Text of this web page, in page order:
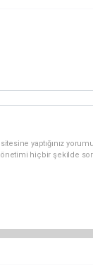
yaptığınız
hiçbir şekilde